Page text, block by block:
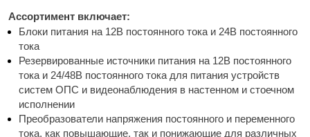
Ассортимент включает:
Блоки питания на 12В постоянного тока и 24В постоянного
тока
Резервированные источники питания на 12В постоянного
тока и 24/48В постоянного тока для питания устройств
систем ОПС и видеонаблюдения в настенном и стоечном
исполнении
Преобразователи напряжения постоянного и переменного
тока, как повышающие, так и понижающие для различных